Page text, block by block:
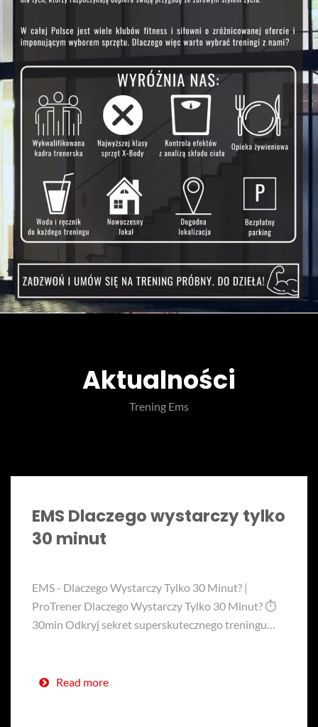
Aktualności
Trening Ems
EMS Dlaczego wystarczy tylko
30 minut
EMS - Dlaczego Wystarczy Tylko 30 Minut? |
ProTrener Dlaczego Wystarczy Tylko 30 Minut? ⏱️
30min Odkryj sekret superskutecznego treningu…
Read more